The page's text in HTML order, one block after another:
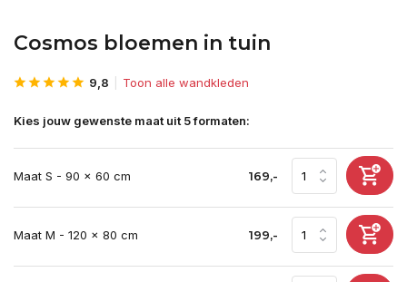
Cosmos bloemen in tuin
9,8 Toon alle wandkleden
Kies jouw gewenste maat uit 5 formaten:
Maat S - 90 x 60 cm 169,-
Maat M - 120 x 80 cm 199,-